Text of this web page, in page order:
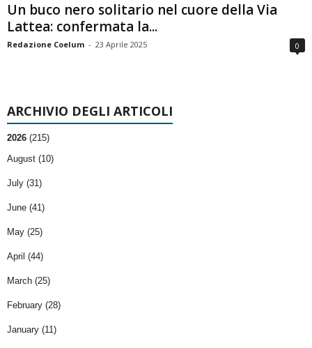
Un buco nero solitario nel cuore della Via
Lattea: confermata la...
Redazione Coelum - 23 Aprile 2025 0
ARCHIVIO DEGLI ARTICOLI
2026 (215)
August (10)
July (31)
June (41)
May (25)
April (44)
March (25)
February (28)
January (11)